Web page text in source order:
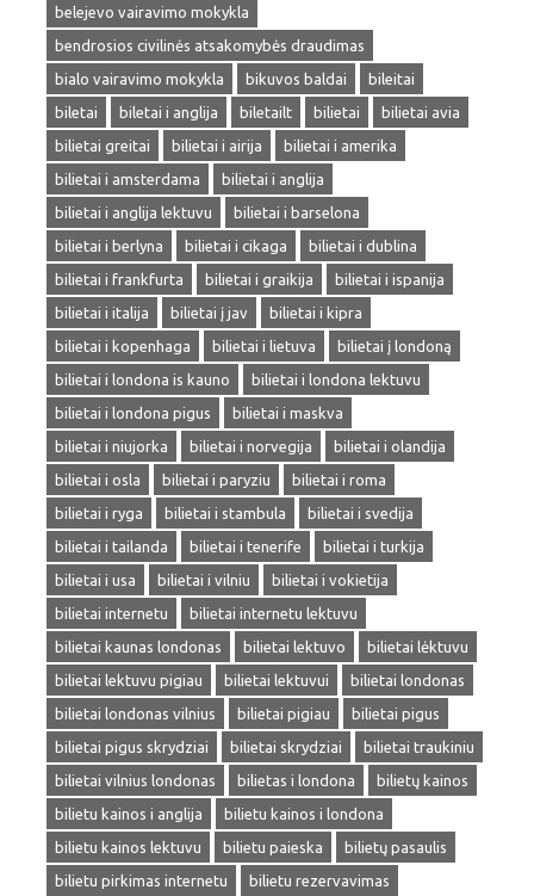
belejevo vairavimo mokykla
bendrosios civilinės atsakomybės draudimas
bialo vairavimo mokykla
bikuvos baldai
bileitai
biletai
biletai i anglija biletailt bilietai
bilietai avia
bilietai greitai
bilietai i airija
bilietai i amerika
bilietai i amsterdama
bilietai i anglija
bilietai i anglija lektuvu
bilietai i barselona
bilietai i berlyna
bilietai i cikaga
bilietai i dublina
bilietai i frankfurta
bilietai i graikija
bilietai i ispanija
bilietai i italija
bilietai į jav
bilietai i kipra
bilietai i kopenhaga
bilietai i lietuva
bilietai į londoną
bilietai i londona is kauno
bilietai i londona lektuvu
bilietai i londona pigus
bilietai i maskva
bilietai i niujorka
bilietai i norvegija
bilietai i olandija
bilietai i osla
bilietai i paryziu
bilietai i roma
bilietai i ryga
bilietai i stambula
bilietai i svedija
bilietai i tailanda
bilietai i tenerife
bilietai i turkija
bilietai i usa
bilietai i vilniu
bilietai i vokietija
bilietai internetu
bilietai internetu lektuvu
bilietai kaunas londonas
bilietai lektuvo
bilietai lėktuvu
bilietai lektuvu pigiau
bilietai lektuvui
bilietai londonas
bilietai londonas vilnius
bilietai pigiau
bilietai pigus
bilietai pigus skrydziai
bilietai skrydziai
bilietai traukiniu
bilietai vilnius londonas
bilietas i londona
bilietų kainos
bilietu kainos i anglija
bilietu kainos i londona
bilietu kainos lektuvu
bilietu paieska
bilietų pasaulis
bilietu pirkimas internetu
bilietu rezervavimas